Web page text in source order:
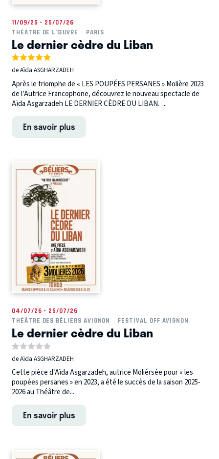
11/09/25 - 25/07/26
THÉÂTRE DE L'ŒUVRE
PARIS
Le dernier cèdre du Liban
de Aïda ASGHARZADEH
Après le triomphe de « LES POUPÉES PERSANES » Molière 2023
de l’Autrice Francophone, découvrez le nouveau spectacle de
Aïda Asgarzadeh LE DERNIER CÈDRE DU LIBAN. ...
En savoir plus
04/07/26 - 25/07/26
THÉÂTRE DES BÉLIERS AVIGNON
FESTIVAL OFF AVIGNON
Le dernier cèdre du Liban
de Aïda ASGHARZADEH
Cette pièce d’Aïda Asgarzadeh, autrice Moliérsée pour « les
poupées persanes » en 2023, a été le succès de la saison 2025-
2026 au Théâtre de...
En savoir plus